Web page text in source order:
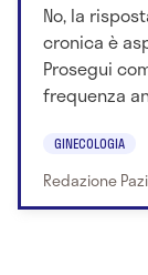
No, la
cronica è
Prosegui
frequenza
GINECOLOGIA
Redazione